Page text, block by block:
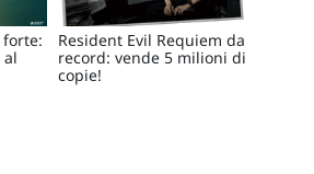
Resident Evil Requiem da
record: vende 5 milioni di
copie!